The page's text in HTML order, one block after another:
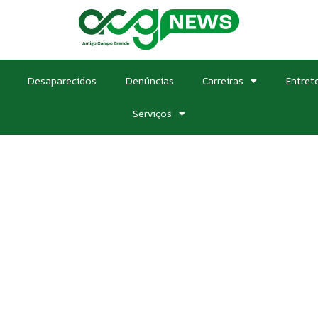
Desaparecidos Denúncias Carreiras
Serviços